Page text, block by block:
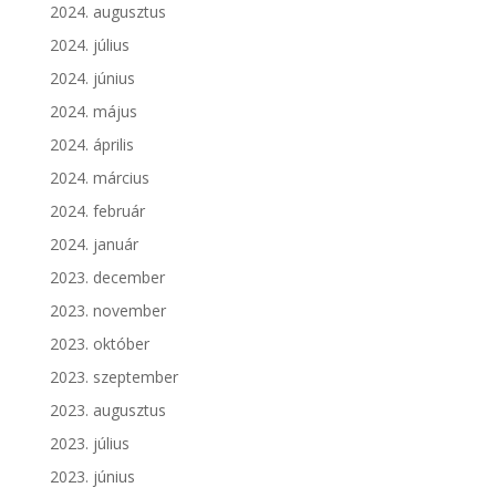
2024. augusztus
2024. július
2024. június
2024. május
2024. április
2024. március
2024. február
2024. január
2023. december
2023. november
2023. október
2023. szeptember
2023. augusztus
2023. július
2023. június